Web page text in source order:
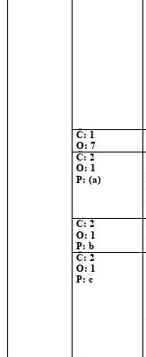
Č: 1
O: 7
Č: 2
O: 1
P: (a)
Č: 2
O: 1
P: b
Č: 2
O: 1
P: c